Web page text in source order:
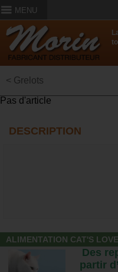
MENU
< Grelots
Pas d'article
DESCRIPTION
ALIMENTATION CAT'S LOVE
Des
partir